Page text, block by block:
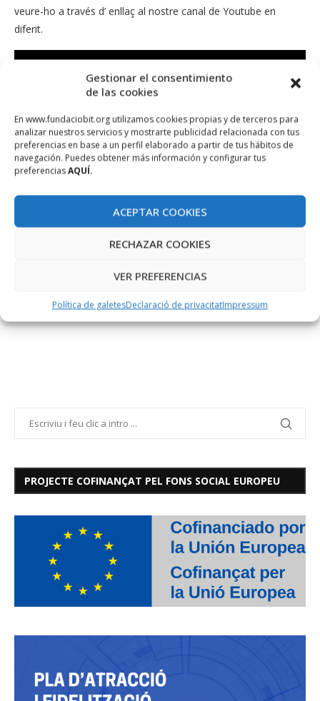
Gestionar el consentimiento
de las cookies
En www.fundaciobit.org utilizamos cookies propias y de terceros para
analizar nuestros servicios y mostrarte publicidad relacionada con tus
preferencias en base a un perfil elaborado a partir de tus hábitos de
navegación. Puedes obtener más información y configurar tus
preferenciasAQUÍ.
ACEPTAR COOKIES
RECHAZAR COOKIES
VER PREFERENCIAS
Política de galetesDeclaració de privacitatImpressum
veure-ho a través d’ enllaç al nostre canal de Youtube en
diferit.
PROJECTE COFINANÇAT PEL FONS SOCIAL EUROPEU